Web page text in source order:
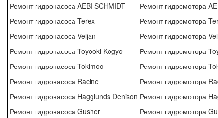
Ремонт гидронасоса AEBI SCHMIDT
Ремонт гидромотора
Ремонт гидронасоса Terex
Ремонт гидромотора
Ремонт гидронасоса Veljan
Ремонт гидромотора
Ремонт гидронасоса Toyooki Kogyo
Ремонт гидромотора
Ремонт гидронасоса Tokimec
Ремонт гидромотора
Ремонт гидронасоса Racine
Ремонт гидромотора
Ремонт гидронасоса Hagglunds Denison Ремонт гидромотора
Ремонт гидронасоса Gusher
Ремонт гидромотора